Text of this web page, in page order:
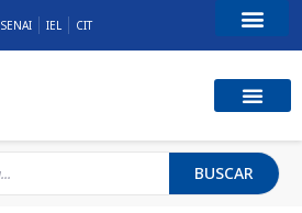
SENAI IEL CIT
BUSCAR